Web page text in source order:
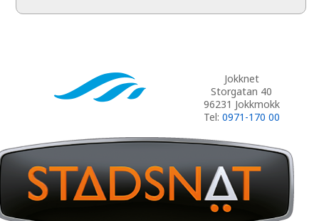
Jokknet
Storgatan 40
96231 Jokkmokk
Tel: 0971-170 00